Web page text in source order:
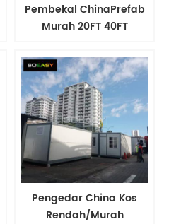
Pembekal China​Prefab
Murah 20FT 40FT
Container Prefabricated
Living Container Murah
untuk Dijual
Pengedar China ​Kos
Rendah/Murah